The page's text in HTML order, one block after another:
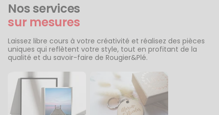
Nos services
sur mesures
Laissez libre cours à votre créativité et réalisez des pièces
uniques qui reflètent votre style, tout en profitant de la
qualité et du savoir-faire de Rougier&Plé.